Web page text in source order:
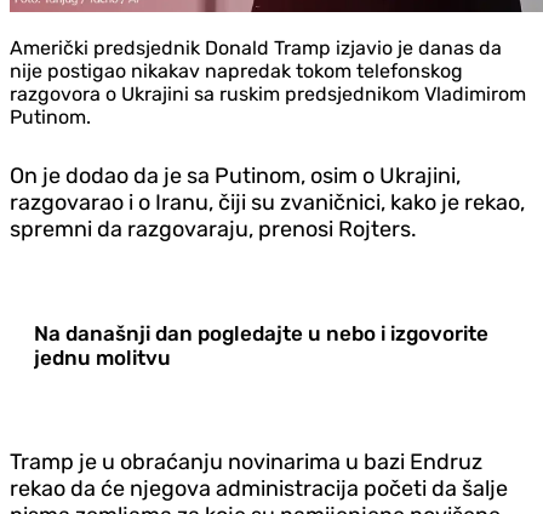
Američki predsjednik Donald Tramp izjavio je danas da
nije postigao nikakav napredak tokom telefonskog
razgovora o Ukrajini sa ruskim predsjednikom Vladimirom
Putinom.
On je dodao da je sa Putinom, osim o Ukrajini,
razgovarao i o Iranu, čiji su zvaničnici, kako je rekao,
spremni da razgovaraju, prenosi Rojters.
Na današnji dan pogledajte u nebo i izgovorite
jednu molitvu
Tramp je u obraćanju novinarima u bazi Endruz
rekao da će njegova administracija početi da šalje